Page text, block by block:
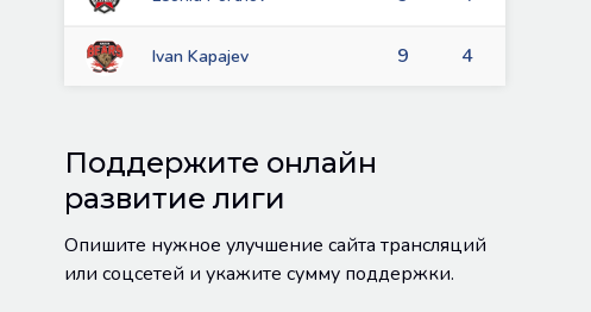
Ivan Kapajev 9 4
Поддержите онлайн
развитие лиги
Опишите нужное улучшение сайта трансляций
или соцсетей и укажите сумму поддержки.